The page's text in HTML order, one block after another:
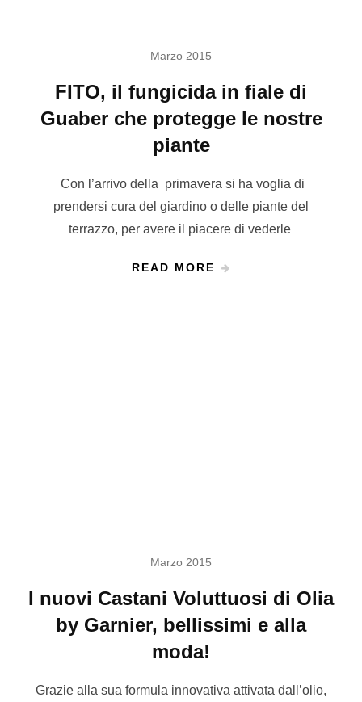
Marzo 2015
FITO, il fungicida in fiale di
Guaber che protegge le nostre
piante
Con l’arrivo della primavera si ha voglia di
prendersi cura del giardino o delle piante del
terrazzo, per avere il piacere di vederle
READ MORE
Marzo 2015
I nuovi Castani Voluttuosi di Olia
by Garnier, bellissimi e alla
moda!
Grazie alla sua formula innovativa attivata dall’olio,